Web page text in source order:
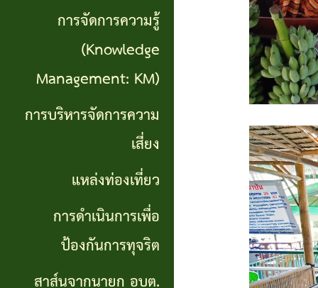
การ
ดำเนิน
การ
เพื่อ
ทุจริต
สาส์น
การจัดการความรู้
(Knowledge
Management: KM)
การบริหารจัดการความ
เสี่ยง
แหล่งท่องเที่ยว
การดำเนินการเพื่อ
ป้องกันการทุจริต
สาส์นจากนายก อบต.